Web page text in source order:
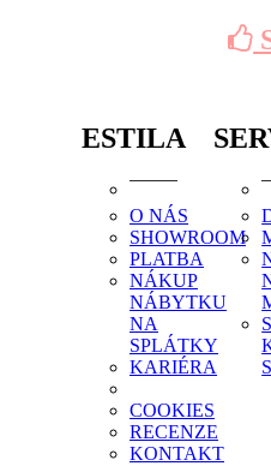
ESTILA
O NÁS
SHOWROOM
PLATBA
NÁKUP
NÁBYTKU
NA
SPLÁTKY
KARIÉRA
COOKIES
RECENZE
KONTAKT